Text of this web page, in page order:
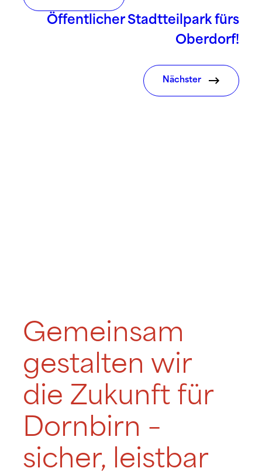
Öffentlicher Stadtteilpark fürs
Oberdorf!
Nächster
Gemeinsam
gestalten wir
die Zukunft für
Dornbirn –
sicher, leistbar